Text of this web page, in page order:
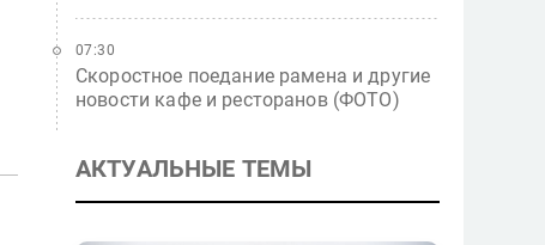
Скоростное поедание рамена и другие
новости кафе и ресторанов (ФОТО)
07:30
АКТУАЛЬНЫЕ ТЕМЫ